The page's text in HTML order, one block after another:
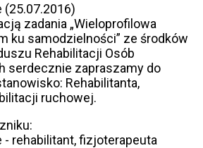
zadania „Wieloprofilowa
ku samodzielności” ze środków
Rehabilitacji Osób
serdecznie zapraszamy do
Rehabilitanta,
ruchowej.
rehabilitant, fizjoterapeuta